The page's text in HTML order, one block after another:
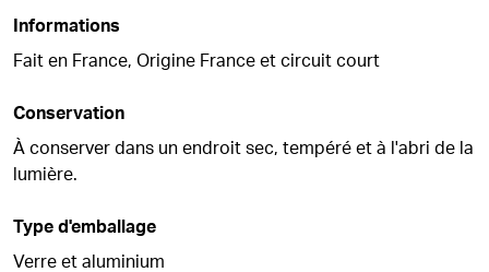
Informations
Fait en France, Origine France et circuit court
Conservation
À conserver dans un endroit sec, tempéré et à l'abri de la
lumière.
Type d'emballage
Verre et aluminium